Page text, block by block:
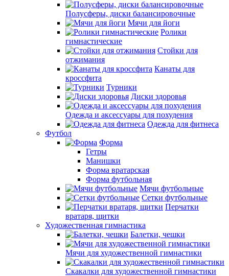
Полусферы, диски балансировочные
Мячи для йоги
Ролики
гимнастические
Стойки для
отжимания
Канаты для
кроссфита
Турники
Диски здоровья
Одежда и аксессуары для похудения
Одежда для фитнеса
Футбол
Форма
Гетры
Манишки
Форма вратарская
Форма футбольная
Мячи футбольные
Сетки футбольные
Перчатки
вратаря, щитки
Художественная гимнастика
Балетки, чешки
Мячи для художественной гимнастики
Скакалки для художественной гимнастики